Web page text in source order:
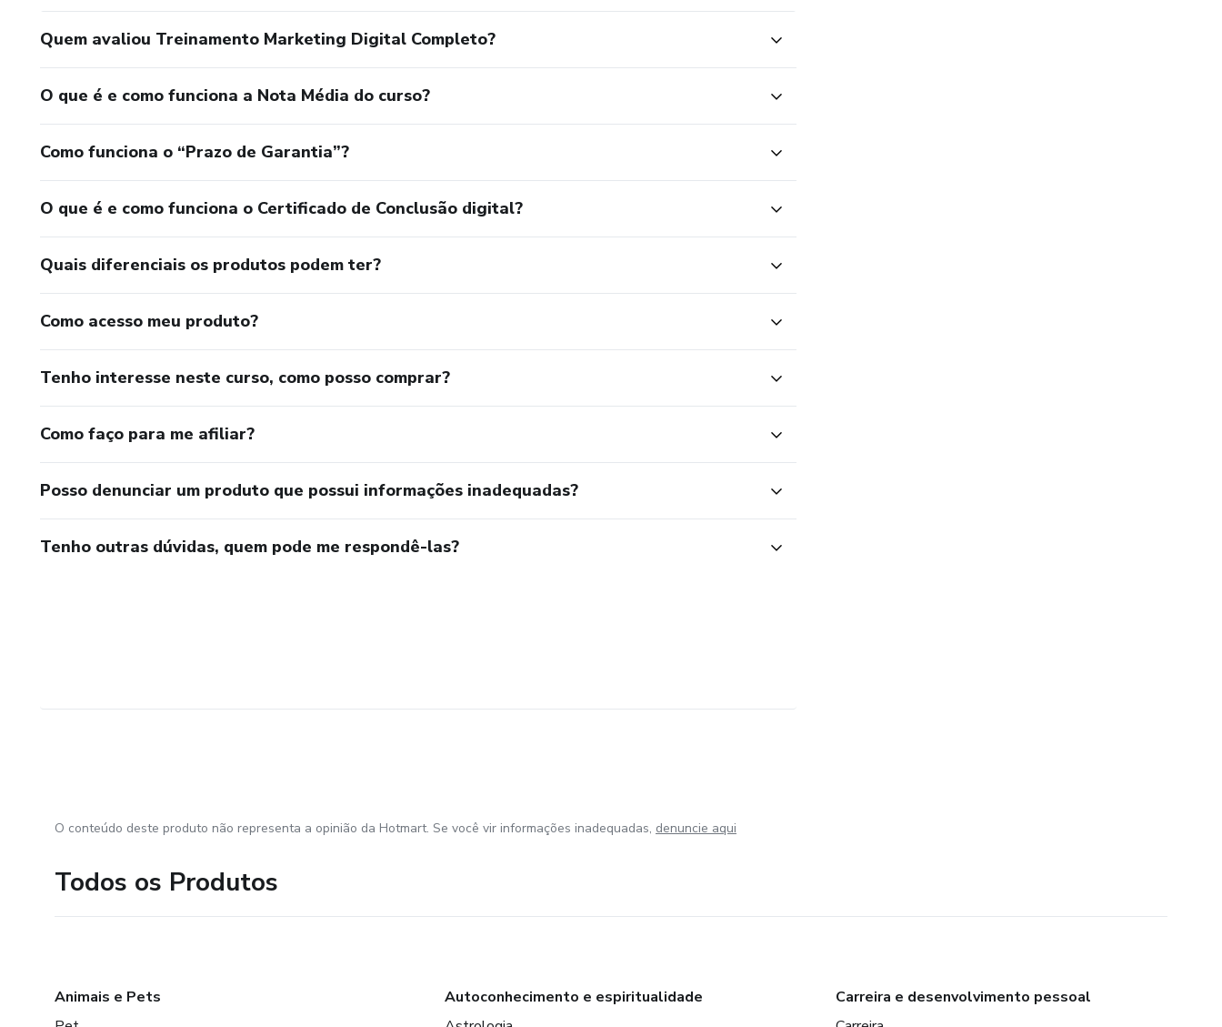
Quem avaliou Treinamento Marketing Digital Completo?
O que é e como funciona a Nota Média do curso?
Como funciona o “Prazo de Garantia”?
O que é e como funciona o Certificado de Conclusão digital?
Quais diferenciais os produtos podem ter?
Como acesso meu produto?
Tenho interesse neste curso, como posso comprar?
Como faço para me afiliar?
Posso denunciar um produto que possui informações inadequadas?
Tenho outras dúvidas, quem pode me respondê-las?
O conteúdo deste produto não representa a opinião da Hotmart. Se você vir informações inadequadas, denuncie aqui
Todos os Produtos
Animais e Pets
Autoconhecimento e espiritualidade
Carreira e desenvolvimento pessoal